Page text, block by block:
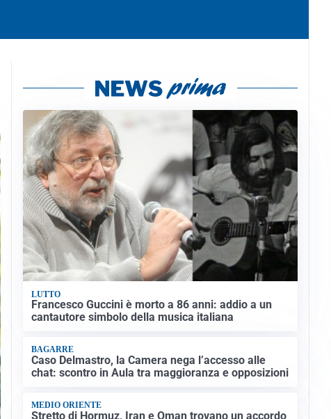
LUTTO
Francesco Guccini è morto a 86 anni: addio a un
cantautore simbolo della musica italiana
BAGARRE
Caso Delmastro, la Camera nega l’accesso alle
chat: scontro in Aula tra maggioranza e opposizioni
MEDIO ORIENTE
Stretto di Hormuz, Iran e Oman trovano un accordo